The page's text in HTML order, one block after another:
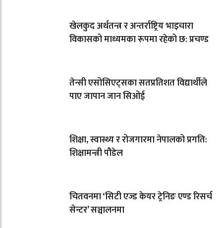
खेलकुद अर्थतन्त्र र अन्तर्राष्ट्रिय भाइचारा
विकासको माध्यमका रूपमा रहेको छ: प्रचण्ड
तेन्सी एसोसिएट्सका सतप्रतिशत विद्यार्थीले
पाए जापान जान सिओई
शिक्षा, स्वास्थ्य र रोजगारमा नेपालको प्रगति:
शिक्षामन्त्री पौडेल
चितवनमा ‘सिटी एज्ड केयर ट्रेनिङ एण्ड रिसर्च
सेन्टर’ सञ्चालनमा